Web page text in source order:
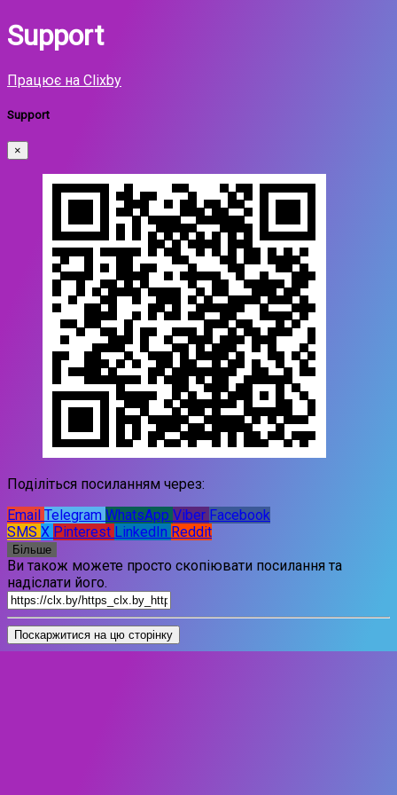
Support
Працює на Clixby
Support
×
Поділіться посиланням через:
Email Telegram WhatsApp Viber Facebook
SMS X Pinterest LinkedIn Reddit
Більше
Ви також можете просто скопіювати посилання та
надіслати його.
Поскаржитися на цю сторінку